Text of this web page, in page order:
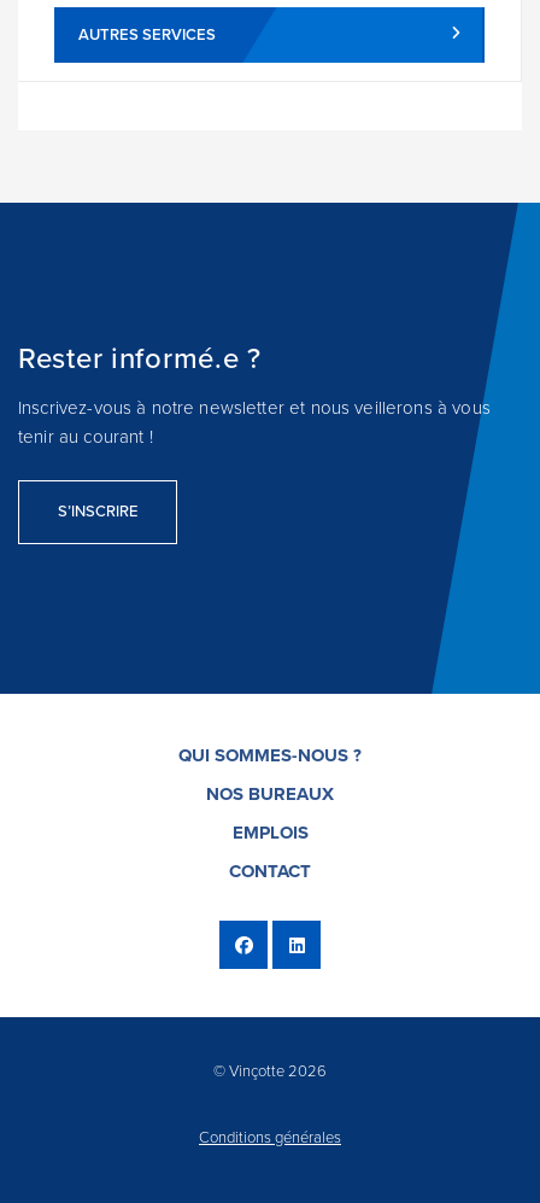
AUTRES SERVICES
Rester informé.e ?
Inscrivez-vous à notre newsletter et nous veillerons à vous
tenir au courant !
S’INSCRIRE
QUI SOMMES-NOUS ?
NOS BUREAUX
EMPLOIS
CONTACT
© Vinçotte 2026
Conditions générales